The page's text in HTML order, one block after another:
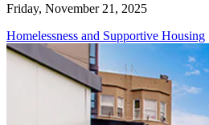
Friday, November 21, 2025
Homelessness and Supportive Housing